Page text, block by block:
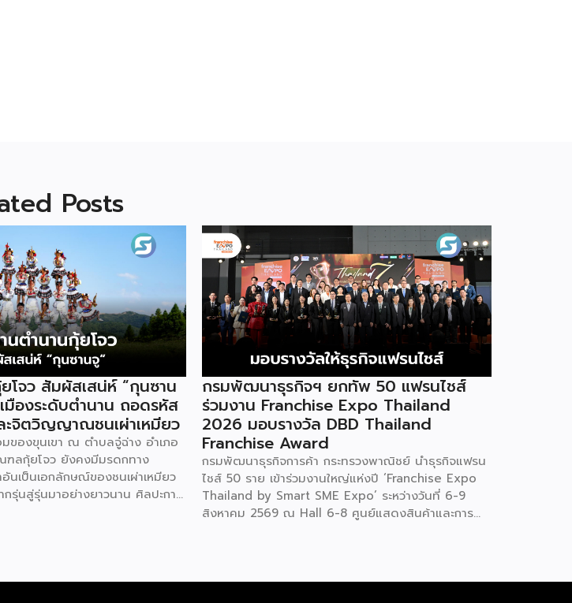
Posts
โจว สัมผัสเสน่ห์ “กุนซาน
องระดับตำนาน ถอดรหัส
ะจิตวิญญาณชนเผ่าเหมียว
มของขุนเขา ณ ตำบลจู๋ฉ่าง อำเภอ
ฑลกุ้ยโจว ยังคงมีมรดกทาง
นเป็นเอกลักษณ์ของชนเผ่าเหมียว
รุ่นสู่รุ่นมาอย่างยาวนาน ศิลปะการ
วย และตอกย้ำจิตวิญญาณอัน
กรมพัฒนาธุรกิจฯ ยกทัพ 50 แฟรนไชส์
ร่วมงาน Franchise Expo Thailand
2026 มอบรางวัล DBD Thailand
Franchise Award
กรมพัฒนาธุรกิจการค้า กระทรวงพาณิชย์ นำธุรกิจแฟรน
ไชส์ 50 ราย เข้าร่วมงานใหญ่แห่งปี ‘Franchise Expo
Thailand by Smart SME Expo’ ระหว่างวันที่ 6-9
สิงหาคม 2569 ณ Hall 6-8 ศูนย์แสดงสินค้าและการ
รมฯ นายพูนพงษ์ นัยนาภากรณ์ อธิบดีกรมพัฒนา